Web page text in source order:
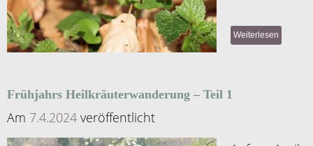
Weiterlesen
Frühjahrs Heilkräuterwanderung – Teil 1
Am 7.4.2024 veröffentlicht